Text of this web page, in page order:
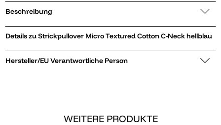
Beschreibung
Details zu Strickpullover Micro Textured Cotton C-Neck hellblau
Hersteller/EU Verantwortliche Person
WEITERE PRODUKTE